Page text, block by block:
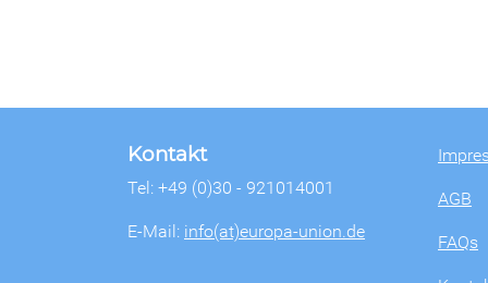
Kontakt
Tel: +49 (0)30 - 921014001
E-Mail: info(at)europa-union.de
AGB
FAQs